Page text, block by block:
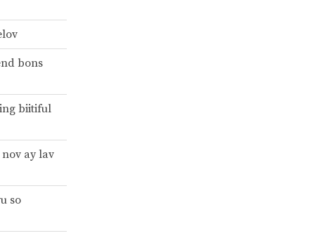
bons
biitiful
ay lav
so